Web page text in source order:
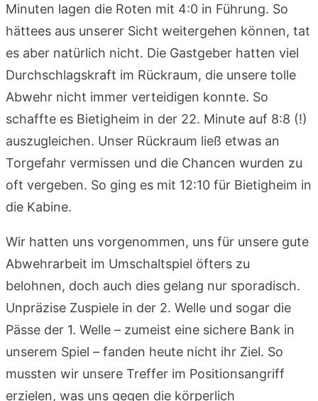
Minuten lagen die Roten mit 4:0 in Führung. So
hättees aus unserer Sicht weitergehen können, tat
es aber natürlich nicht. Die Gastgeber hatten viel
Durchschlagskraft im Rückraum, die unsere tolle
Abwehr nicht immer verteidigen konnte. So
schaffte es Bietigheim in der 22. Minute auf 8:8 (!)
auszugleichen. Unser Rückraum ließ etwas an
Torgefahr vermissen und die Chancen wurden zu
oft vergeben. So ging es mit 12:10 für Bietigheim in
die Kabine.
Wir hatten uns vorgenommen, uns für unsere gute
Abwehrarbeit im Umschaltspiel öfters zu
belohnen, doch auch dies gelang nur sporadisch.
Unpräzise Zuspiele in der 2. Welle und sogar die
Pässe der 1. Welle – zumeist eine sichere Bank in
unserem Spiel – fanden heute nicht ihr Ziel. So
mussten wir unsere Treffer im Positionsangriff
erzielen, was uns gegen die körperlich